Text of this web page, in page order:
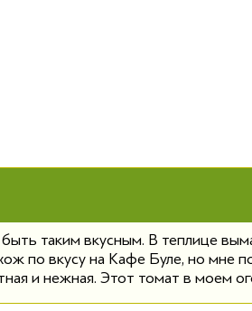
таким вкусным. В теплице
по вкусу на Кафе Буле, но мне
и нежная. Этот томат в моем